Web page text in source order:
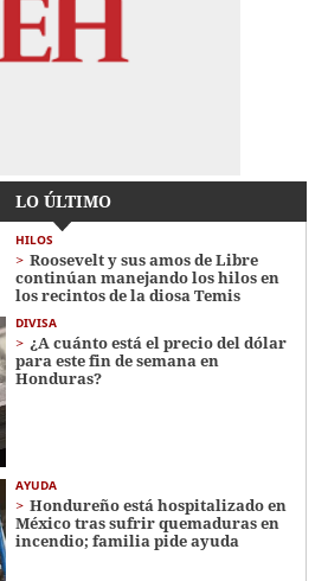
LO ÚLTIMO
HILOS
Roosevelt y sus amos de Libre
continúan manejando los hilos en
los recintos de la diosa Temis
DIVISA
¿A cuánto está el precio del dólar
para este fin de semana en
Honduras?
AYUDA
Hondureño está hospitalizado en
México tras sufrir quemaduras en
incendio; familia pide ayuda